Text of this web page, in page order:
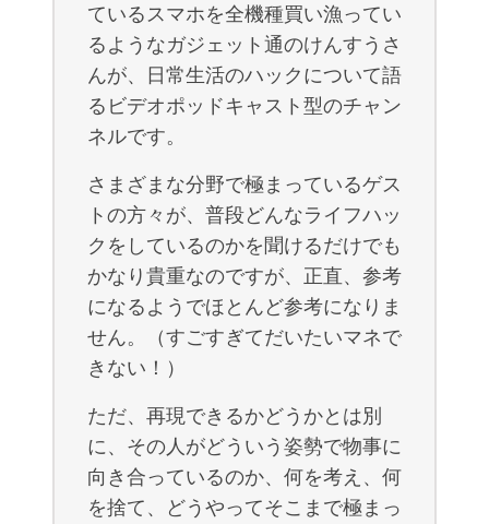
ているスマホを全機種買い漁ってい
るようなガジェット通のけんすうさ
んが、日常生活のハックについて語
るビデオポッドキャスト型のチャン
ネルです。
さまざまな分野で極まっているゲス
トの方々が、普段どんなライフハッ
クをしているのかを聞けるだけでも
かなり貴重なのですが、正直、参考
になるようでほとんど参考になりま
せん。（すごすぎてだいたいマネで
きない！）
ただ、再現できるかどうかとは別
に、その人がどういう姿勢で物事に
向き合っているのか、何を考え、何
を捨て、どうやってそこまで極まっ